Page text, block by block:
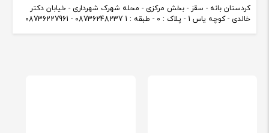
کردستان بانه - سقز - بخش مرکزی - محله شهرک شهرداری - خیابان دکتر
خالدی - کوچه یاس 1 - پلاک : 0 - طبقه : 1 08736248237 - 08736227961